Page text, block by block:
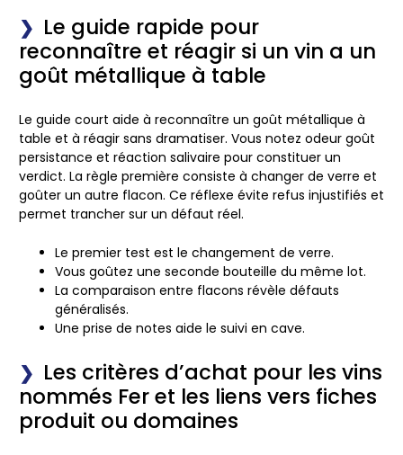
Le guide rapide pour
reconnaître et réagir si un vin a un
goût métallique à table
Le guide court aide à reconnaître un goût métallique à
table et à réagir sans dramatiser. Vous notez odeur goût
persistance et réaction salivaire pour constituer un
verdict. La règle première consiste à changer de verre et
goûter un autre flacon. Ce réflexe évite refus injustifiés et
permet trancher sur un défaut réel.
Le premier test est le changement de verre.
Vous goûtez une seconde bouteille du même lot.
La comparaison entre flacons révèle défauts
généralisés.
Une prise de notes aide le suivi en cave.
Les critères d’achat pour les vins
nommés Fer et les liens vers fiches
produit ou domaines